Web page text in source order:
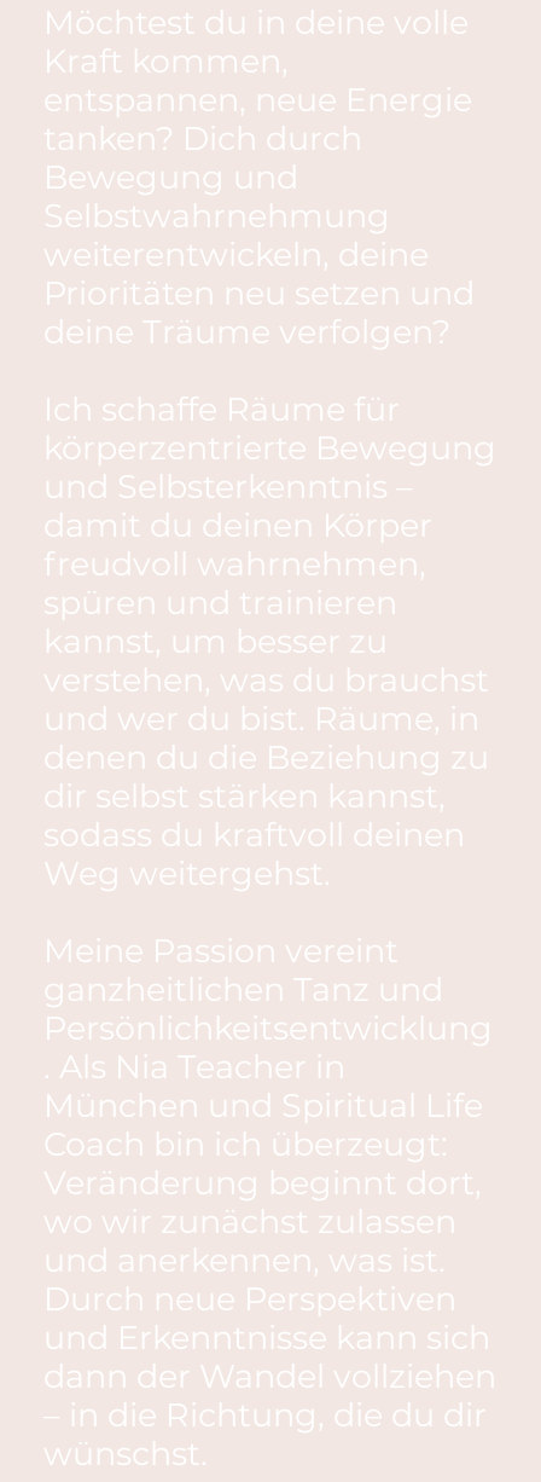
Möchtest du in deine volle
Kraft kommen,
entspannen, neue Energie
tanken? Dich durch
Bewegung und
Selbstwahrnehmung
weiterentwickeln, deine
Prioritäten neu setzen und
deine Träume verfolgen?
Ich schaffe Räume für
körperzentrierte Bewegung
und Selbsterkenntnis –
damit du deinen Körper
freudvoll wahrnehmen,
spüren und trainieren
kannst, um besser zu
verstehen, was du brauchst
und wer du bist. Räume, in
denen du die Beziehung zu
dir selbst stärken kannst,
sodass du kraftvoll deinen
Weg weitergehst.
Meine Passion vereint
ganzheitlichen Tanz und
Persönlichkeitsentwicklung
. Als Nia Teacher in
München und Spiritual Life
Coach bin ich überzeugt:
Veränderung beginnt dort,
wo wir zunächst zulassen
und anerkennen, was ist.
Durch neue Perspektiven
und Erkenntnisse kann sich
dann der Wandel vollziehen
– in die Richtung, die du dir
wünschst.